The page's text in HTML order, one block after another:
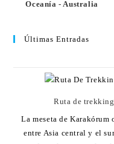
Oceanía - Australia
Últimas Entradas
Ruta de
La meseta de Karakórum
entre Asia central y el